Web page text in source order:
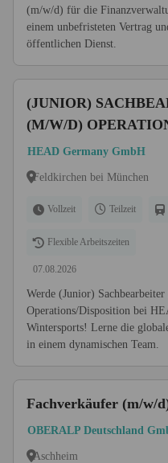
(m/w/d) für die
einem unbefristeten Vertrag
öffentlichen Dienst.
(JUNIOR)
(M/W/D)
DISPOSITION
HEAD Germany GmbH
Feldkirchen bei München
Vollzeit Teilzeit
Flexible Arbeitszeiten
07.08.2026
Werde (Junior)
Operations/Disposition bei
Wintersports! Lerne die
in einem dynamischen Team.
Fachverkäufer (m/w/
OBERALP Deutschland
Aschheim